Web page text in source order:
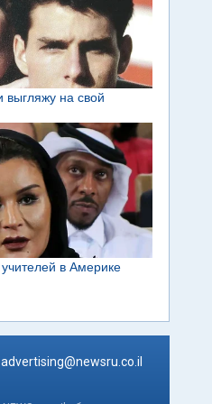
advertising@newsru.co.il